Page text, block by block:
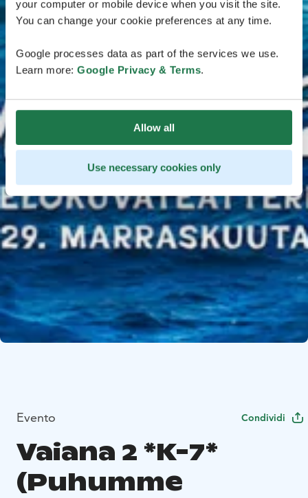
your computer or mobile device when you visit the site.
You can change your cookie preferences at any time.
Google processes data as part of the services we use.
Learn more: Google Privacy & Terms.
Allow all
Use necessary cookies only
Evento Condividi
Vaiana 2 *K-7*
(Puhumme